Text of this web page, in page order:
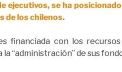
ejecutivos, se ha
de los chilenos.
financiada con los
“administración” de sus